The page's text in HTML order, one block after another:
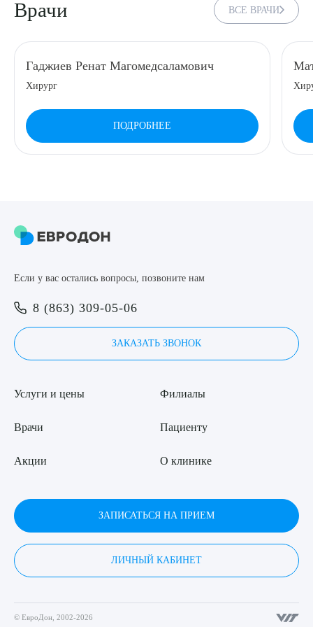
ЗАКАЗАТЬ ЗВОНОК
ЗАПИСЬ ОНЛАЙН
Врачи ВСЕ ВРАЧИ
Гаджиев Ренат Магомедсаламович
Хирург
ПОДРОБНЕЕ
Если у вас остались вопросы, позвоните нам
8 (863) 309-05-06
ЗАКАЗАТЬ ЗВОНОК
Услуги и цены
Врачи
Акции
Филиалы
Пациенту
О клинике
ЗАПИСАТЬСЯ НА ПРИЕМ
ЛИЧНЫЙ КАБИНЕТ
© ЕвроДон, 2002-2026
ОТПРАВИТЬ
Я даю согласие наобработку персональных данных